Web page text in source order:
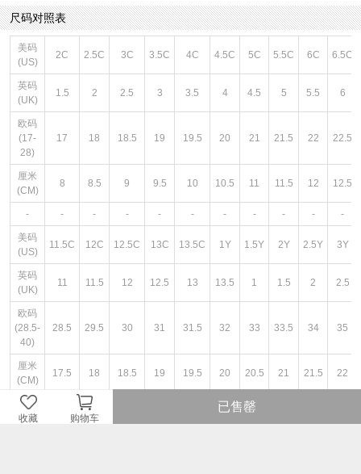
收藏 购物车
已售罄
年龄段：婴幼童0~3岁
色系：黑色
鞋类流行款式：复刻鞋
鞋头：圆头
风格：休闲
闭合方式：魔术贴
是否禁航：非禁航
尺码对照表
美码
(US)
2C 2.5C 3C 3.5C 4C 4.5C 5C 5.5C 6C 6.5C
英码
(UK)
1.5 2 2.5 3 3.5 4 4.5 5 5.5 6
欧码
(17-
28)
17 18 18.5 19 19.5 20 21 21.5 22 22.5
厘米
(CM)
8 8.5 9 9.5 10 10.5 11 11.5 12 12.5
- - - - - - - - - - -
美码
(US)
11.5C 12C 12.5C 13C 13.5C 1Y 1.5Y 2Y 2.5Y 3Y
英码
(UK)
11 11.5 12 12.5 13 13.5 1 1.5 2 2.5
欧码
(28.5-
40)
28.5 29.5 30 31 31.5 32 33 33.5 34 35
厘米
(CM)
17.5 18 18.5 19 19.5 20 20.5 21 21.5 22
图文详情